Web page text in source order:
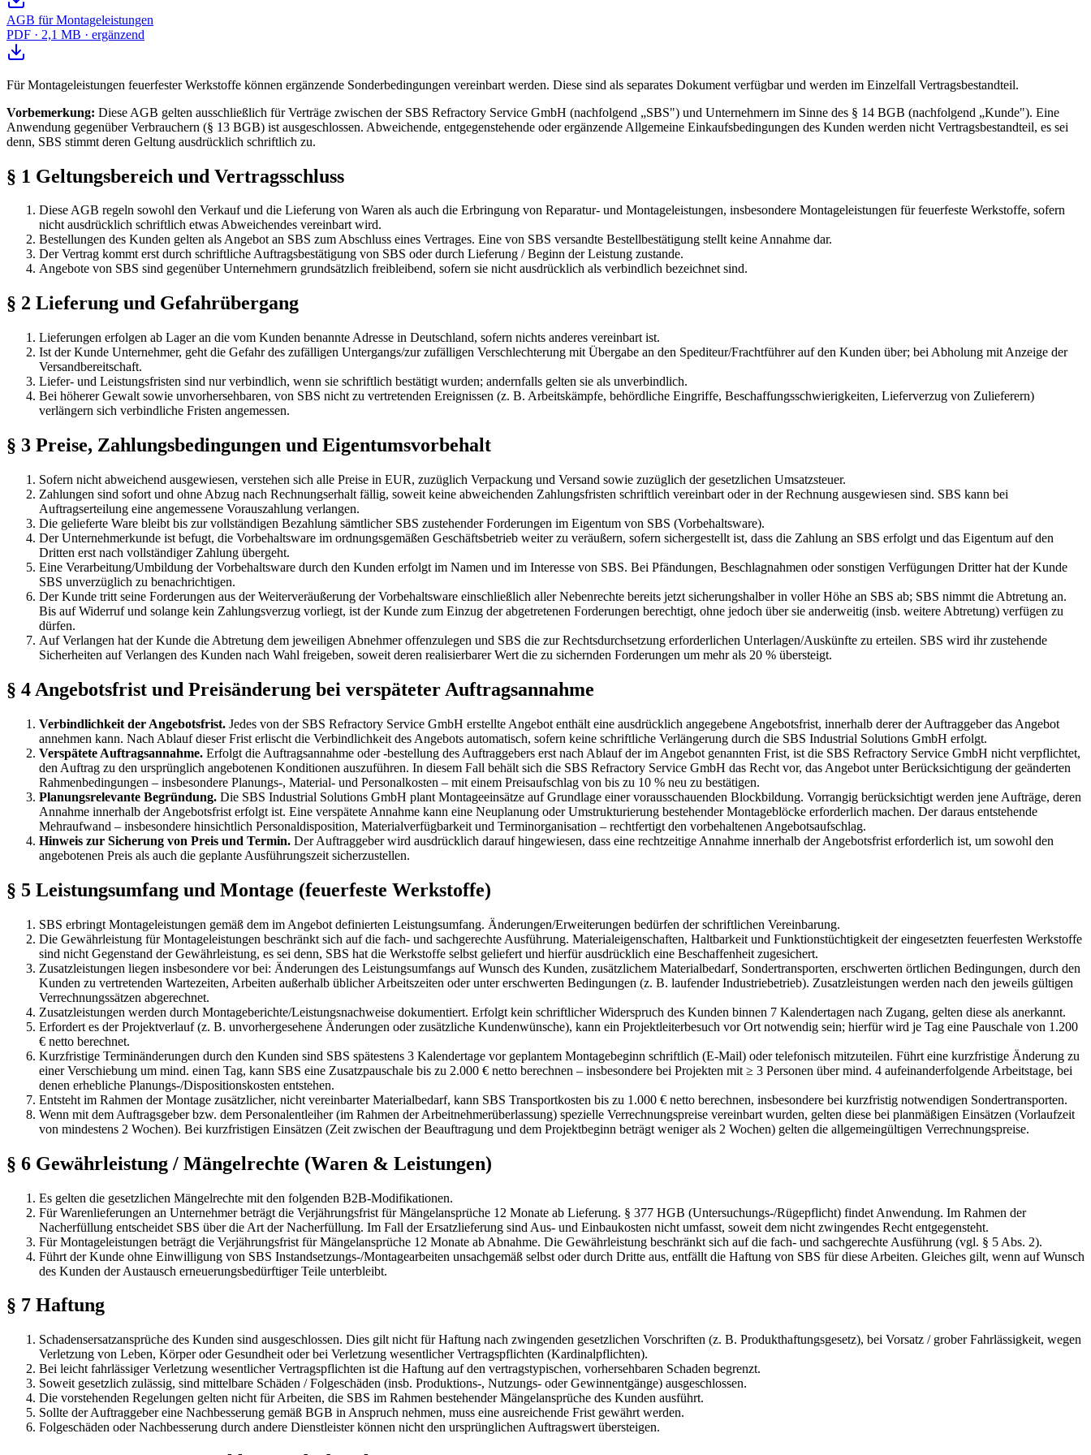
AGB für Montageleistungen
PDF · 2,1 MB · ergänzend
Für Montageleistungen feuerfester Werkstoffe können ergänzende Sonderbedingungen vereinbart werden. Diese sind als separates Dokument verfügbar und werden im Einzelfall Vertragsbestandteil.
Vorbemerkung: Diese AGB gelten ausschließlich für Verträge zwischen der SBS Refractory Service GmbH (nachfolgend „SBS") und Unternehmern im Sinne des § 14 BGB (nachfolgend „Kunde"). Eine
Anwendung gegenüber Verbrauchern (§ 13 BGB) ist ausgeschlossen. Abweichende, entgegenstehende oder ergänzende Allgemeine Einkaufsbedingungen des Kunden werden nicht Vertragsbestandteil, es sei
denn, SBS stimmt deren Geltung ausdrücklich schriftlich zu.
§ 1 Geltungsbereich und Vertragsschluss
Diese AGB regeln sowohl den Verkauf und die Lieferung von Waren als auch die Erbringung von Reparatur- und Montageleistungen, insbesondere Montageleistungen für feuerfeste Werkstoffe, sofern
nicht ausdrücklich schriftlich etwas Abweichendes vereinbart wird.
Bestellungen des Kunden gelten als Angebot an SBS zum Abschluss eines Vertrages. Eine von SBS versandte Bestellbestätigung stellt keine Annahme dar.
Der Vertrag kommt erst durch schriftliche Auftragsbestätigung von SBS oder durch Lieferung / Beginn der Leistung zustande.
Angebote von SBS sind gegenüber Unternehmern grundsätzlich freibleibend, sofern sie nicht ausdrücklich als verbindlich bezeichnet sind.
§ 2 Lieferung und Gefahrübergang
Lieferungen erfolgen ab Lager an die vom Kunden benannte Adresse in Deutschland, sofern nichts anderes vereinbart ist.
Ist der Kunde Unternehmer, geht die Gefahr des zufälligen Untergangs/zur zufälligen Verschlechterung mit Übergabe an den Spediteur/Frachtführer auf den Kunden über; bei Abholung mit Anzeige der
Versandbereitschaft.
Liefer- und Leistungsfristen sind nur verbindlich, wenn sie schriftlich bestätigt wurden; andernfalls gelten sie als unverbindlich.
Bei höherer Gewalt sowie unvorhersehbaren, von SBS nicht zu vertretenden Ereignissen (z. B. Arbeitskämpfe, behördliche Eingriffe, Beschaffungsschwierigkeiten, Lieferverzug von Zulieferern)
verlängern sich verbindliche Fristen angemessen.
§ 3 Preise, Zahlungsbedingungen und Eigentumsvorbehalt
Sofern nicht abweichend ausgewiesen, verstehen sich alle Preise in EUR, zuzüglich Verpackung und Versand sowie zuzüglich der gesetzlichen Umsatzsteuer.
Zahlungen sind sofort und ohne Abzug nach Rechnungserhalt fällig, soweit keine abweichenden Zahlungsfristen schriftlich vereinbart oder in der Rechnung ausgewiesen sind. SBS kann bei
Auftragserteilung eine angemessene Vorauszahlung verlangen.
Die gelieferte Ware bleibt bis zur vollständigen Bezahlung sämtlicher SBS zustehender Forderungen im Eigentum von SBS (Vorbehaltsware).
Der Unternehmerkunde ist befugt, die Vorbehaltsware im ordnungsgemäßen Geschäftsbetrieb weiter zu veräußern, sofern sichergestellt ist, dass die Zahlung an SBS erfolgt und das Eigentum auf den
Dritten erst nach vollständiger Zahlung übergeht.
Eine Verarbeitung/Umbildung der Vorbehaltsware durch den Kunden erfolgt im Namen und im Interesse von SBS. Bei Pfändungen, Beschlagnahmen oder sonstigen Verfügungen Dritter hat der Kunde
SBS unverzüglich zu benachrichtigen.
Der Kunde tritt seine Forderungen aus der Weiterveräußerung der Vorbehaltsware einschließlich aller Nebenrechte bereits jetzt sicherungshalber in voller Höhe an SBS ab; SBS nimmt die Abtretung an.
Bis auf Widerruf und solange kein Zahlungsverzug vorliegt, ist der Kunde zum Einzug der abgetretenen Forderungen berechtigt, ohne jedoch über sie anderweitig (insb. weitere Abtretung) verfügen zu
dürfen.
Auf Verlangen hat der Kunde die Abtretung dem jeweiligen Abnehmer offenzulegen und SBS die zur Rechtsdurchsetzung erforderlichen Unterlagen/Auskünfte zu erteilen. SBS wird ihr zustehende
Sicherheiten auf Verlangen des Kunden nach Wahl freigeben, soweit deren realisierbarer Wert die zu sichernden Forderungen um mehr als 20 % übersteigt.
§ 4 Angebotsfrist und Preisänderung bei verspäteter Auftragsannahme
Verbindlichkeit der Angebotsfrist. Jedes von der SBS Refractory Service GmbH erstellte Angebot enthält eine ausdrücklich angegebene Angebotsfrist, innerhalb derer der Auftraggeber das Angebot
annehmen kann. Nach Ablauf dieser Frist erlischt die Verbindlichkeit des Angebots automatisch, sofern keine schriftliche Verlängerung durch die SBS Industrial Solutions GmbH erfolgt.
Verspätete Auftragsannahme. Erfolgt die Auftragsannahme oder -bestellung des Auftraggebers erst nach Ablauf der im Angebot genannten Frist, ist die SBS Refractory Service GmbH nicht verpflichtet,
den Auftrag zu den ursprünglich angebotenen Konditionen auszuführen. In diesem Fall behält sich die SBS Refractory Service GmbH das Recht vor, das Angebot unter Berücksichtigung der geänderten
Rahmenbedingungen – insbesondere Planungs-, Material- und Personalkosten – mit einem Preisaufschlag von bis zu 10 % neu zu bestätigen.
Planungsrelevante Begründung. Die SBS Industrial Solutions GmbH plant Montageeinsätze auf Grundlage einer vorausschauenden Blockbildung. Vorrangig berücksichtigt werden jene Aufträge, deren
Annahme innerhalb der Angebotsfrist erfolgt ist. Eine verspätete Annahme kann eine Neuplanung oder Umstrukturierung bestehender Montageblöcke erforderlich machen. Der daraus entstehende
Mehraufwand – insbesondere hinsichtlich Personaldisposition, Materialverfügbarkeit und Terminorganisation – rechtfertigt den vorbehaltenen Angebotsaufschlag.
Hinweis zur Sicherung von Preis und Termin. Der Auftraggeber wird ausdrücklich darauf hingewiesen, dass eine rechtzeitige Annahme innerhalb der Angebotsfrist erforderlich ist, um sowohl den
angebotenen Preis als auch die geplante Ausführungszeit sicherzustellen.
§ 5 Leistungsumfang und Montage (feuerfeste Werkstoffe)
SBS erbringt Montageleistungen gemäß dem im Angebot definierten Leistungsumfang. Änderungen/Erweiterungen bedürfen der schriftlichen Vereinbarung.
Die Gewährleistung für Montageleistungen beschränkt sich auf die fach- und sachgerechte Ausführung. Materialeigenschaften, Haltbarkeit und Funktionstüchtigkeit der eingesetzten feuerfesten Werkstoffe
sind nicht Gegenstand der Gewährleistung, es sei denn, SBS hat die Werkstoffe selbst geliefert und hierfür ausdrücklich eine Beschaffenheit zugesichert.
Zusatzleistungen liegen insbesondere vor bei: Änderungen des Leistungsumfangs auf Wunsch des Kunden, zusätzlichem Materialbedarf, Sondertransporten, erschwerten örtlichen Bedingungen, durch den
Kunden zu vertretenden Wartezeiten, Arbeiten außerhalb üblicher Arbeitszeiten oder unter erschwerten Bedingungen (z. B. laufender Industriebetrieb). Zusatzleistungen werden nach den jeweils gültigen
Verrechnungssätzen abgerechnet.
Zusatzleistungen werden durch Montageberichte/Leistungsnachweise dokumentiert. Erfolgt kein schriftlicher Widerspruch des Kunden binnen 7 Kalendertagen nach Zugang, gelten diese als anerkannt.
Erfordert es der Projektverlauf (z. B. unvorhergesehene Änderungen oder zusätzliche Kundenwünsche), kann ein Projektleiterbesuch vor Ort notwendig sein; hierfür wird je Tag eine Pauschale von 1.200
€ netto berechnet.
Kurzfristige Terminänderungen durch den Kunden sind SBS spätestens 3 Kalendertage vor geplantem Montagebeginn schriftlich (E-Mail) oder telefonisch mitzuteilen. Führt eine kurzfristige Änderung zu
einer Verschiebung um mind. einen Tag, kann SBS eine Zusatzpauschale bis zu 2.000 € netto berechnen – insbesondere bei Projekten mit ≥ 3 Personen über mind. 4 aufeinanderfolgende Arbeitstage, bei
denen erhebliche Planungs-/Dispositionskosten entstehen.
Entsteht im Rahmen der Montage zusätzlicher, nicht vereinbarter Materialbedarf, kann SBS Transportkosten bis zu 1.000 € netto berechnen, insbesondere bei kurzfristig notwendigen Sondertransporten.
Wenn mit dem Auftragsgeber bzw. dem Personalentleiher (im Rahmen der Arbeitnehmerüberlassung) spezielle Verrechnungspreise vereinbart wurden, gelten diese bei planmäßigen Einsätzen (Vorlaufzeit
von mindestens 2 Wochen). Bei kurzfristigen Einsätzen (Zeit zwischen der Beauftragung und dem Projektbeginn beträgt weniger als 2 Wochen) gelten die allgemeingültigen Verrechnungspreise.
§ 6 Gewährleistung / Mängelrechte (Waren & Leistungen)
Es gelten die gesetzlichen Mängelrechte mit den folgenden B2B-Modifikationen.
Für Warenlieferungen an Unternehmer beträgt die Verjährungsfrist für Mängelansprüche 12 Monate ab Lieferung. § 377 HGB (Untersuchungs-/Rügepflicht) findet Anwendung. Im Rahmen der
Nacherfüllung entscheidet SBS über die Art der Nacherfüllung. Im Fall der Ersatzlieferung sind Aus- und Einbaukosten nicht umfasst, soweit dem nicht zwingendes Recht entgegensteht.
Für Montageleistungen beträgt die Verjährungsfrist für Mängelansprüche 12 Monate ab Abnahme. Die Gewährleistung beschränkt sich auf die fach- und sachgerechte Ausführung (vgl. § 5 Abs. 2).
Führt der Kunde ohne Einwilligung von SBS Instandsetzungs-/Montagearbeiten unsachgemäß selbst oder durch Dritte aus, entfällt die Haftung von SBS für diese Arbeiten. Gleiches gilt, wenn auf Wunsch
des Kunden der Austausch erneuerungsbedürftiger Teile unterbleibt.
§ 7 Haftung
Schadensersatzansprüche des Kunden sind ausgeschlossen. Dies gilt nicht für Haftung nach zwingenden gesetzlichen Vorschriften (z. B. Produkthaftungsgesetz), bei Vorsatz / grober Fahrlässigkeit, wegen
Verletzung von Leben, Körper oder Gesundheit oder bei Verletzung wesentlicher Vertragspflichten (Kardinalpflichten).
Bei leicht fahrlässiger Verletzung wesentlicher Vertragspflichten ist die Haftung auf den vertragstypischen, vorhersehbaren Schaden begrenzt.
Soweit gesetzlich zulässig, sind mittelbare Schäden / Folgeschäden (insb. Produktions-, Nutzungs- oder Gewinnentgänge) ausgeschlossen.
Die vorstehenden Regelungen gelten nicht für Arbeiten, die SBS im Rahmen bestehender Mängelansprüche des Kunden ausführt.
Sollte der Auftraggeber eine Nachbesserung gemäß BGB in Anspruch nehmen, muss eine ausreichende Frist gewährt werden.
Folgeschäden oder Nachbesserung durch andere Dienstleister können nicht den ursprünglichen Auftragswert übersteigen.